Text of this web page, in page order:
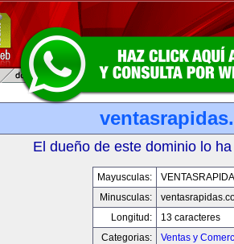
El dueño de este dominio lo
Mayusculas:
Minusculas:
Longitud:
13 caracteres
Categorias:
Ventas y